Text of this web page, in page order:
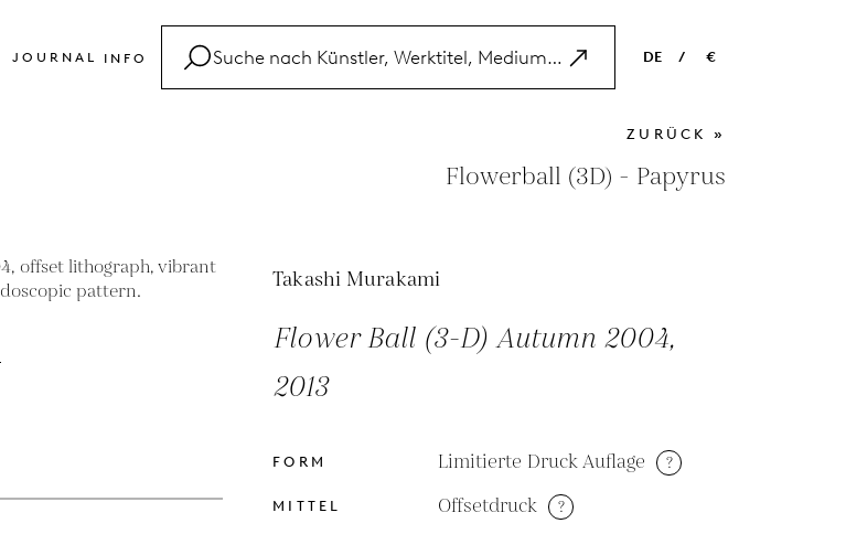
JOURNAL INFO DE
NL
ES
/ €
EUR
GBP
ZURÜCK »
Flowerball (3D) - Papyrus
Takashi Murakami
Flower Ball (3-D) Autumn 2004,
2013
FORM Limitierte Druck Auflage ?
MITTEL Offsetdruck ?